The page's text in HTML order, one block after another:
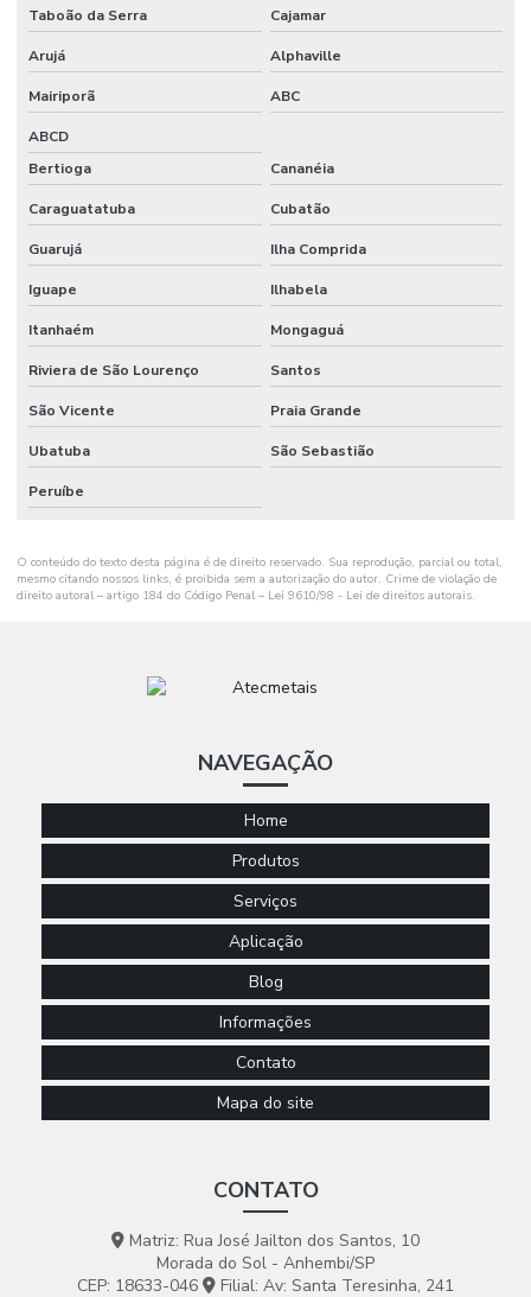
Taboão da Serra Cajamar
Arujá Alphaville
Mairiporã ABC
ABCD
Bertioga
Cananéia
Caraguatatuba Cubatão
Guarujá Ilha Comprida
Iguape Ilhabela
Itanhaém Mongaguá
Riviera de São Lourenço Santos
São Vicente Praia Grande
Ubatuba São Sebastião
Peruíbe
O conteúdo do texto desta página é de direito reservado. Sua reprodução, parcial ou total,
mesmo citando nossos links, é proibida sem a autorização do autor. Crime de violação de
direito autoral – artigo 184 do Código Penal – Lei 9610/98 - Lei de direitos autorais.
NAVEGAÇÃO
Home
Produtos
Serviços
Aplicação
Blog
Informações
Contato
Mapa do site
CONTATO
Matriz: Rua José Jailton dos Santos, 10
Morada do Sol - Anhembi/SP
CEP: 18633-046
Filial: Av: Santa Teresinha, 241